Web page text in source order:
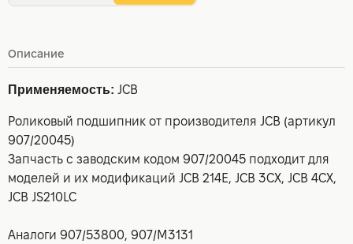
Описание
Применяемость: JCB
Роликовый подшипник от производителя JCB (артикул
907/20045)
Запчасть с заводским кодом 907/20045 подходит для
моделей и их модификаций JCB 214E, JCB 3CX, JCB 4CX,
JCB JS210LC
Аналоги 907/53800, 907/M3131